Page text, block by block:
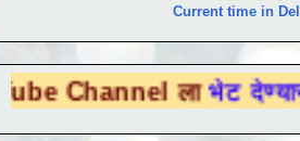
Current time in
लाभेट देण्यासाठी येथे